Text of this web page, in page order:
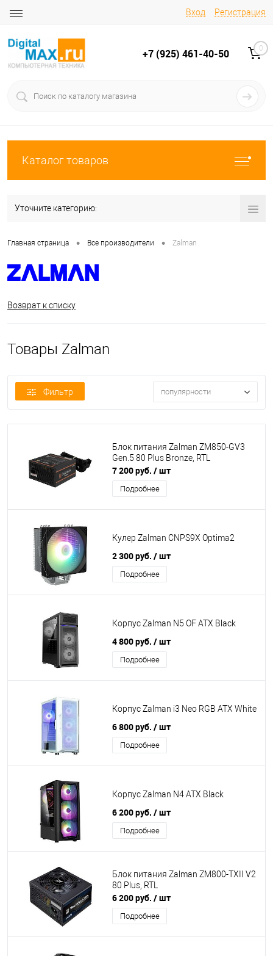
Вход Регистрация
+7 (925) 461-40-50 0
Каталог товаров
Уточните категорию:
Главная страница • Все производители • Zalman
Возврат к списку
Товары Zalman
Фильтр популярности
Блок питания Zalman ZM850-GV3
Gen.5 80 Plus Bronze, RTL
7 200 руб. / шт
Подробнее
Кулер Zalman CNPS9X Optima2
2 300 руб. / шт
Подробнее
Корпус Zalman N5 OF ATX Black
4 800 руб. / шт
Подробнее
Корпус Zalman i3 Neo RGB ATX White
6 800 руб. / шт
Подробнее
Корпус Zalman N4 ATX Black
6 200 руб. / шт
Подробнее
Блок питания Zalman ZM800-TXII V2
80 Plus, RTL
6 200 руб. / шт
Подробнее